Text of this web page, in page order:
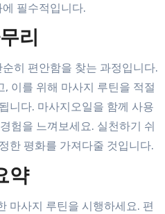
필수적입니다.
리
히 편안함을 찾는 과정입니다.
이를 위해 마사지 루틴을 적절
니다. 마사지오일을 함께 사용
험을 느껴보세요. 실천하기 쉬
한 평화를 가져다줄 것입니다.
약
마사지 루틴을 시행하세요. 편